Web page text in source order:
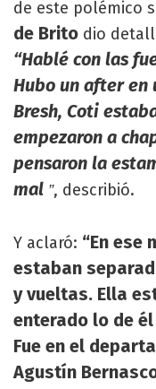
de este polémico
de Brito dio
“Hablé con las
Hubo un after en
Bresh, Coti
empezaron a
pensaron la
mal ”, describió.
Y aclaró: “En ese
estaban
y vueltas. Ella
enterado lo de
Fue en el
Agustín